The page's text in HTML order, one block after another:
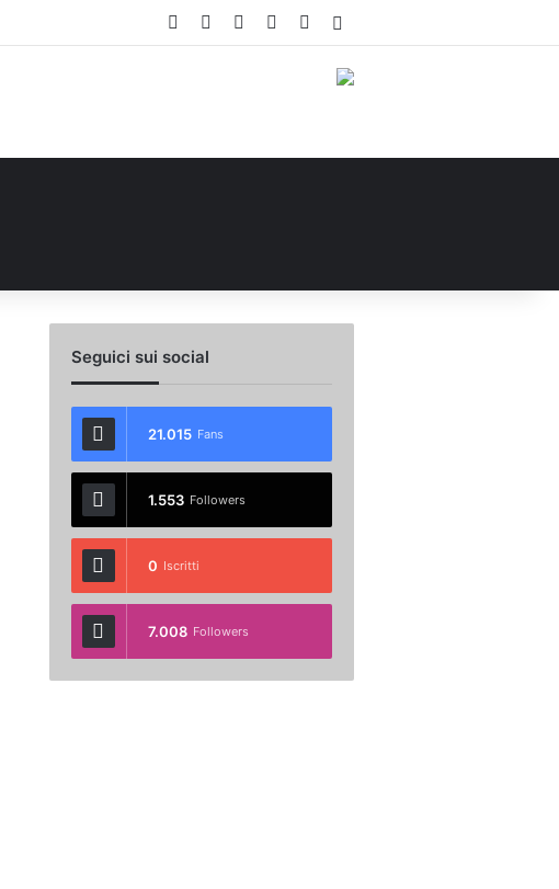
Facebook You TubeInstagramWhatsApp
Seguici sui social
21.015 Fans
1.553 Followers
0 Iscritti
7.008 Followers